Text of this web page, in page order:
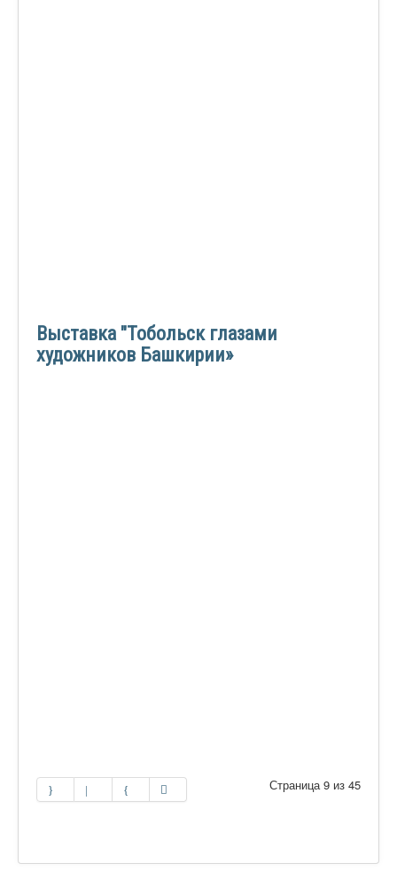
Выставка "Тобольск глазами
художников Башкирии»
Страница 9 из 45